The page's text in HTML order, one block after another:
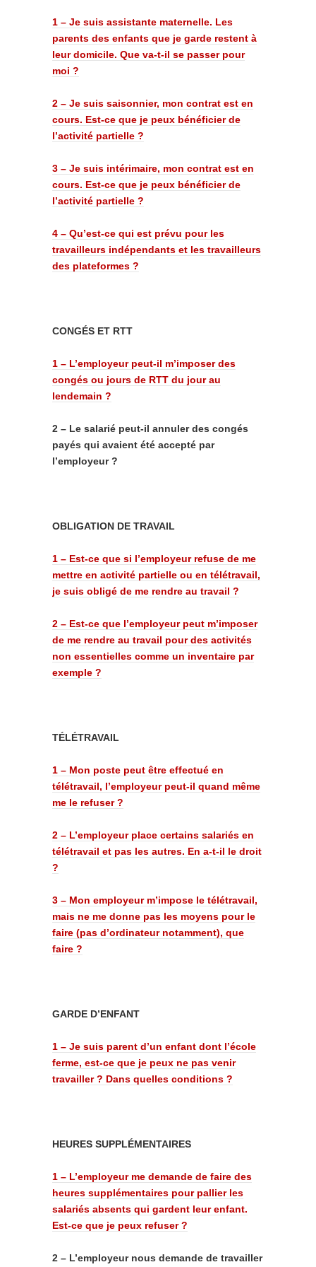
1 – Je suis assistante maternelle. Les
parents des enfants que je garde restent à
leur domicile. Que va-t-il se passer pour
moi ?
2 – Je suis saisonnier, mon contrat est en
cours. Est-ce que je peux bénéficier de
l’activité partielle ?
3 – Je suis intérimaire, mon contrat est en
cours. Est-ce que je peux bénéficier de
l’activité partielle ?
4 – Qu’est-ce qui est prévu pour les
travailleurs indépendants et les travailleurs
des plateformes ?
CONGÉS ET RTT
1 – L’employeur peut-il m’imposer des
congés ou jours de RTT du jour au
lendemain ?
2 – Le salarié peut-il annuler des congés
payés qui avaient été accepté par
l’employeur ?
OBLIGATION DE TRAVAIL
1 – Est-ce que si l’employeur refuse de me
mettre en activité partielle ou en télétravail,
je suis obligé de me rendre au travail ?
2 – Est-ce que l’employeur peut m’imposer
de me rendre au travail pour des activités
non essentielles comme un inventaire par
exemple ?
TÉLÉTRAVAIL
1 – Mon poste peut être effectué en
télétravail, l’employeur peut-il quand même
me le refuser ?
2 – L’employeur place certains salariés en
télétravail et pas les autres. En a-t-il le droit
?
3 – Mon employeur m’impose le télétravail,
mais ne me donne pas les moyens pour le
faire (pas d’ordinateur notamment), que
faire ?
GARDE D’ENFANT
1 – Je suis parent d’un enfant dont l’école
ferme, est-ce que je peux ne pas venir
travailler ? Dans quelles conditions ?
HEURES SUPPLÉMENTAIRES
1 – L’employeur me demande de faire des
heures supplémentaires pour pallier les
salariés absents qui gardent leur enfant.
Est-ce que je peux refuser ?
2 – L’employeur nous demande de travailler